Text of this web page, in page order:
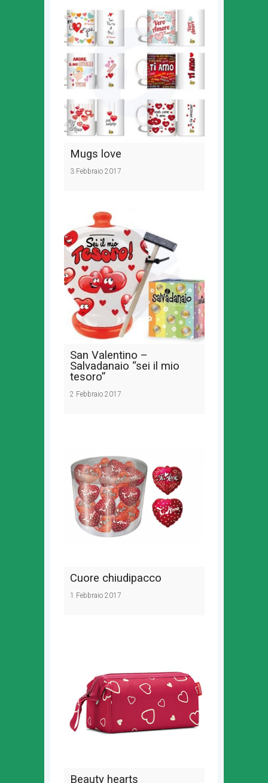
Mugs love
3 Febbraio 2017
San Valentino –
Salvadanaio “sei il mio
tesoro”
2 Febbraio 2017
Cuore chiudipacco
1 Febbraio 2017
Beauty hearts